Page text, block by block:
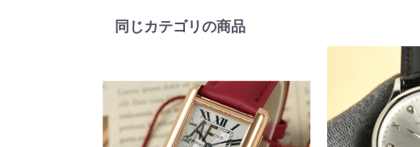
同じカテゴリの商品